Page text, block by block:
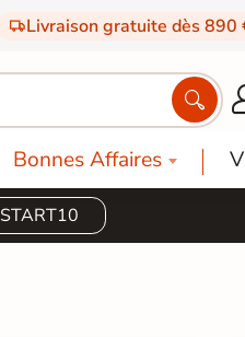
Livraison gratuite dès 890

Bonnes Affaires
START10